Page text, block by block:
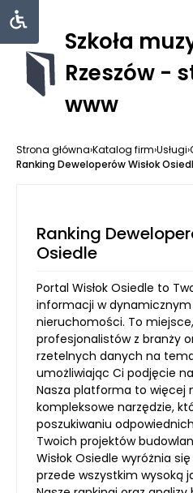
Szkoła
Rzeszów -
www
Strona główna›Katalog firm›Usługi›
Ranking Deweloperów Wisłok
Ranking
Osiedle
Portal Wisłok Osiedle to
informacji w dynamicznym
nieruchomości. To
profesjonalistów z branży
rzetelnych danych na
umożliwiając Ci podjęcie
Nasza platforma to więcej
kompleksowe narzędzie,
poszukiwaniu
Twoich projektów
Wisłok Osiedle wyróżnia
przede wszystkim wysoką